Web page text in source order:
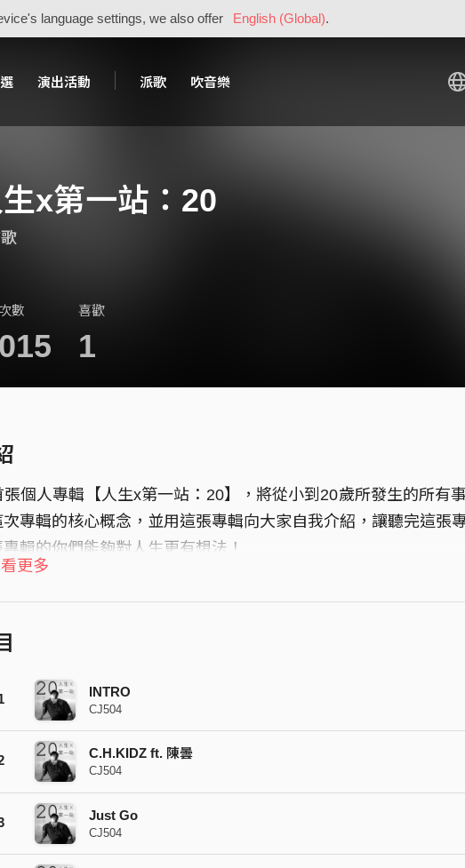
language settings, we also offer English (Global).
演出活動 派歌 吹音樂
x第一站：20
數 喜歡
1
張個人專輯【人生x第一站：20】，將從小到20歲所發生的所有
次專輯的核心概念，並用這張專輯向大家自我介紹，讓聽完這張
專輯的你們能夠對人生更有想法！
更多
INTRO
CJ504
C.H.KIDZ ft. 陳曇
CJ504
Just Go
CJ504